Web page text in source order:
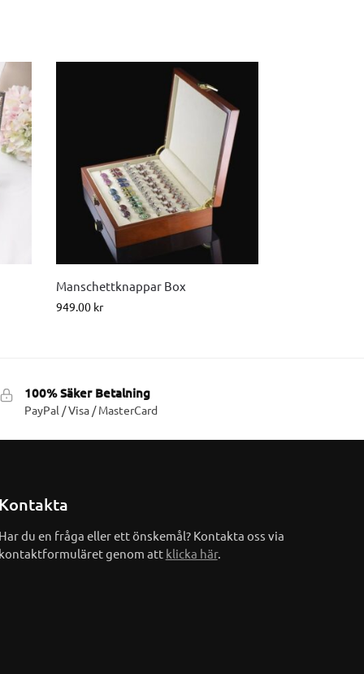
Manschettknappar Box
949.00 kr
100% Säker Betalning
PayPal / Visa / MasterCard
Kontakta
Har du en fråga eller ett önskemål? Kontakta oss via
kontaktformuläret genom att klicka här.